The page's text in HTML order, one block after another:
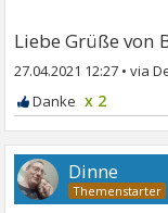
Liebe Grüße von
27.04.2021 12:27 •
x 2
Dinne